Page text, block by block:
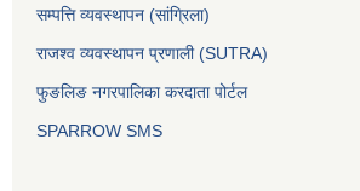
सम्पत्ति व्यवस्थापन (सांग्रिला)
राजश्व व्यवस्थापन प्रणाली (SUTRA)
फुङलिङ नगरपालिका करदाता पोर्टल
SPARROW SMS